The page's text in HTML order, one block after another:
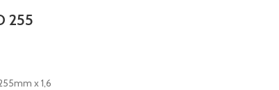
255
x 1,6